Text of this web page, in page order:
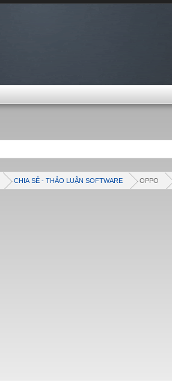
CHIA SẺ - THẢO LUẬN SOFTWARE OPPO